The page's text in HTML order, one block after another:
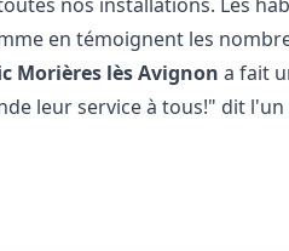
en témoignent les
Morières lès Avignon a fait
leur service à tous!" dit